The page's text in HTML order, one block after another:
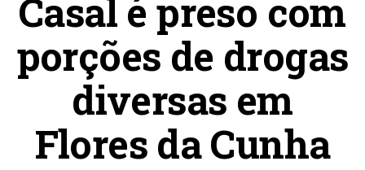
Casal é preso com
porções de drogas
diversas em
Flores da Cunha